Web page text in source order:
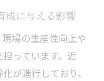
成に与える影響
場の生産性向上や
っています。近
が進行しており、